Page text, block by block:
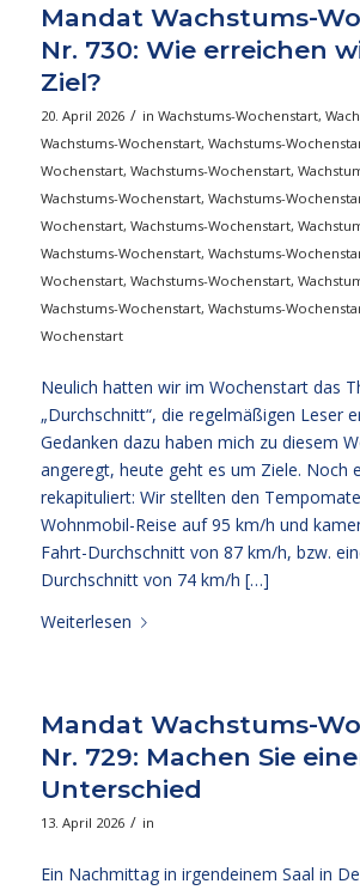
Mandat Wachstums-
Nr. 730: Wie erreichen
Ziel?
20. April 2026 / in Wachstums-Wochenstart,
Wachstums-Wochenstart, Wachstums-
Wochenstart, Wachstums-Wochenstart,
Wachstums-Wochenstart, Wachstums-
Wochenstart, Wachstums-Wochenstart,
Wachstums-Wochenstart, Wachstums-
Wochenstart, Wachstums-Wochenstart,
Wachstums-Wochenstart, Wachstums-
Wochenstart
Neulich hatten wir im Wochenstart das
„Durchschnitt“, die regelmäßigen Leser
Gedanken dazu haben mich zu diesem
angeregt, heute geht es um Ziele. Noch
rekapituliert: Wir stellten den
Wohnmobil-Reise auf 95 km/h und
Fahrt-Durchschnitt von 87 km/h, bzw.
Durchschnitt von 74 km/h […]
Weiterlesen
Mandat Wachstums-
Nr. 729: Machen Sie
Unterschied
13. April 2026 / in
Ein Nachmittag in irgendeinem Saal in